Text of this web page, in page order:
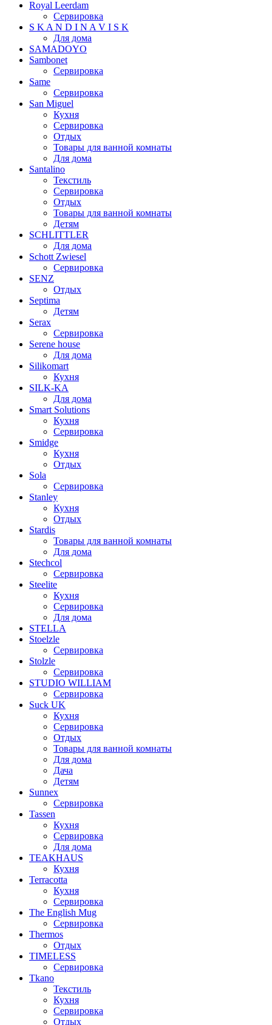
Royal Leerdam
Сервировка
S K A N D I N A V I S K
Для дома
SAMADOYO
Sambonet
Сервировка
Same
Сервировка
San Miguel
Кухня
Сервировка
Отдых
Товары для ванной комнаты
Для дома
Santalino
Текстиль
Сервировка
Отдых
Товары для ванной комнаты
Детям
SCHLITTLER
Для дома
Schott Zwiesel
Сервировка
SENZ
Отдых
Septima
Детям
Serax
Сервировка
Serene house
Для дома
Silikomart
Кухня
SILK-KA
Для дома
Smart Solutions
Кухня
Сервировка
Smidge
Кухня
Отдых
Sola
Сервировка
Stanley
Кухня
Отдых
Stardis
Товары для ванной комнаты
Для дома
Stechcol
Сервировка
Steelite
Кухня
Сервировка
Для дома
STELLA
Stoelzle
Сервировка
Stolzle
Сервировка
STUDIO WILLIAM
Сервировка
Suck UK
Кухня
Сервировка
Отдых
Товары для ванной комнаты
Для дома
Дача
Детям
Sunnex
Сервировка
Tassen
Кухня
Сервировка
Для дома
TEAKHAUS
Кухня
Terracotta
Кухня
Сервировка
The English Mug
Сервировка
Thermos
Отдых
TIMELESS
Сервировка
Tkano
Текстиль
Кухня
Сервировка
Отдых